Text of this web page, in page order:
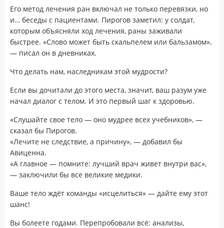
Его метод лечения ран включал не только перевязки, но
и… беседы с пациентами. Пирогов заметил: у солдат,
которым объясняли ход лечения, раны заживали
быстрее. «Слово может быть скальпелем или бальзамом»,
— писал он в дневниках.
Что делать нам, наследникам этой мудрости?
Если вы дочитали до этого места, значит, ваш разум уже
начал диалог с телом. И это первый шаг к здоровью.
«Слушайте свое тело — оно мудрее всех учебников», —
сказал бы Пирогов.
«Лечите не следствие, а причину», — добавил бы
Авиценна.
«А главное — помните: лучший врач живет внутри вас»,
— заключили бы все великие медики.
Ваше тело ждёт команды «исцелиться» — дайте ему этот
шанс!
Вы болеете годами. Перепробовали всё: анализы,